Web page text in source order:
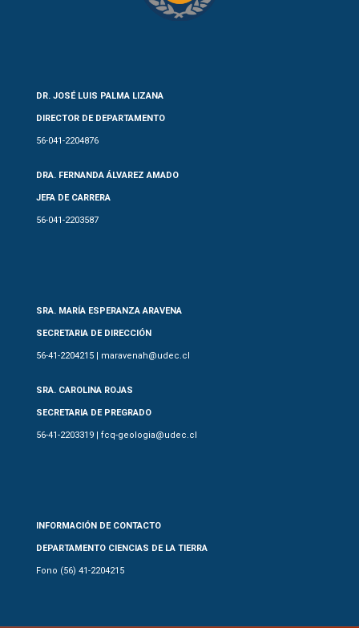
DR. JOSÉ LUIS PALMA LIZANA
DIRECTOR DE DEPARTAMENTO
56-041-2204876
DRA. FERNANDA ÁLVAREZ AMADO
JEFA DE CARRERA
56-041-2203587
SRA. MARÍA ESPERANZA ARAVENA
SECRETARIA DE DIRECCIÓN
56-41-2204215 | maravenah@udec.cl
SRA. CAROLINA ROJAS
SECRETARIA DE PREGRADO
56-41-2203319 | fcq-geologia@udec.cl
INFORMACIÓN DE CONTACTO
DEPARTAMENTO CIENCIAS DE LA TIERRA
Fono (56) 41-2204215